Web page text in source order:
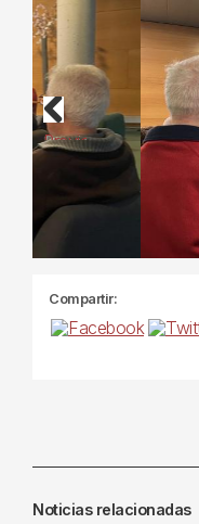
Previous
Compartir:
Noticias relacionadas